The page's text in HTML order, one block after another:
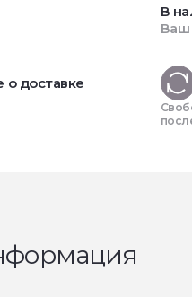
В
Ваш
о доставке